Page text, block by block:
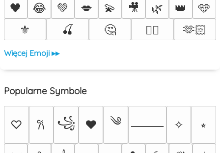
🖤
😂 💚 💋 💫 🎥 🌿 👑
🩵
⚜️
🍒 🤔 ❤️‍🔥 🫶🏻
Więcej Emoji ▸▸
Popularne Symbole
♡ 𐙚 ꧁ ♥ ༄ ⸻ ✧ ⭒